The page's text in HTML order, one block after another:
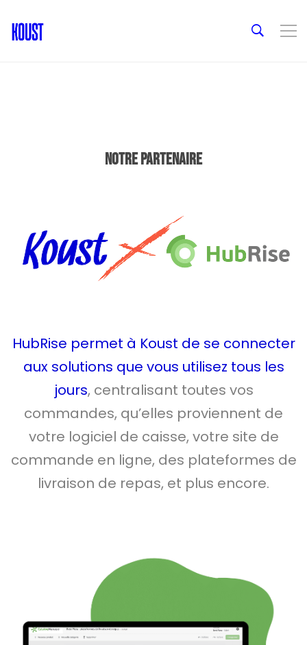
NOTRE PARTENAIRE
HubRise permet à Koust de se connecter
aux solutions que vous utilisez tous les
jours, centralisant toutes vos
commandes, qu’elles proviennent de
votre logiciel de caisse, votre site de
commande en ligne, des plateformes de
livraison de repas, et plus encore.